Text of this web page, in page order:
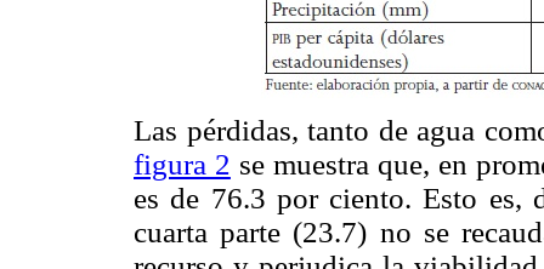
Las pérdidas, tanto de agua
figura 2 se muestra que, en
es de 76.3 por ciento. Esto es,
cuarta parte (23.7) no se